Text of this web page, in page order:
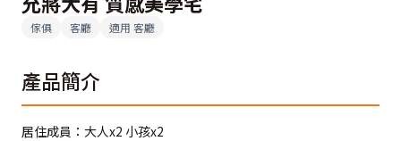
傢俱 客廳 適用 客廳
產品簡介
居住成員：大人x2 小孩x2